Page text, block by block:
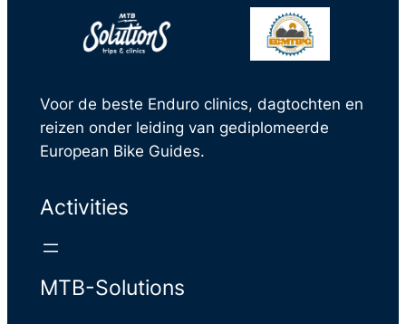
Voor de beste Enduro clinics, dagtochten en
reizen onder leiding van gediplomeerde
European Bike Guides.
Activities
MTB-Solutions